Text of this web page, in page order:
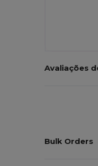
Avaliações
Bulk Orders